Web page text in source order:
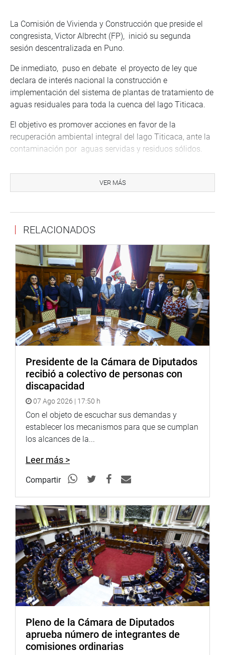
La Comisión de Vivienda y Construcción que preside el
congresista, Victor Albrecht (FP), inició su segunda
sesión descentralizada en Puno.
De inmediato, puso en debate el proyecto de ley que
declara de interés nacional la construcción e
implementación del sistema de plantas de tratamiento de
aguas residuales para toda la cuenca del lago Titicaca.
El objetivo es promover acciones en favor de la
recuperación ambiental integral del lago Titicaca, ante la
contaminación por aguas servidas y residuos sólidos.
tratamiento de aguas residuales.
congresistas Lucio Ávila, Moisés Mamani, Oracio Pacori,
Jorge Castro, Edilberto Curro, Jorge Quintanilla y Miguel
Román.
PRENSA-CONGRESO 17-11-17
Puede encontrar más información en nuestra página web
y redes sociales.
http://www.congreso.gob.pe/
fref=ts
Twitter:https://twitter.com/congresoperu
Youtube: http://www.youtube.com/congresoperu
Soundcloud:https://soundcloud.com/radiocongreso<
Sistema de Archivo Fotográfico
(SAF):
http://www4.congreso.gob.pe/fotografia.asp
VER MÁS
RELACIONADOS
Presidente de la Cámara de Diputados
recibió a colectivo de personas con
discapacidad
07 Ago 2026 | 17:50 h
Con el objeto de escuchar sus demandas y
establecer los mecanismos para que se cumplan
los alcances de la...
Leer más >
Compartir
Pleno de la Cámara de Diputados
aprueba número de integrantes de
comisiones ordinarias